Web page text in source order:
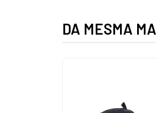
DA MESMA